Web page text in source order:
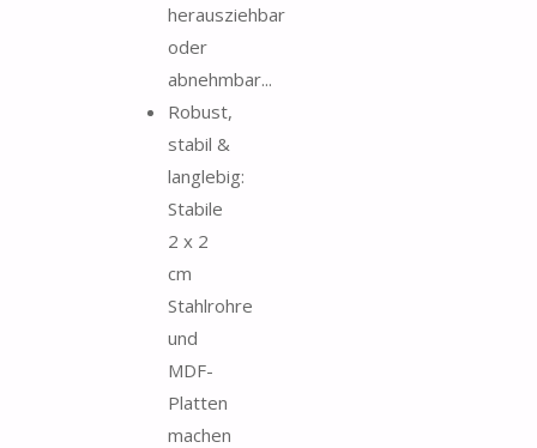
herausziehbar
oder
abnehmbar...
Robust,
stabil &
langlebig:
Stabile
2 x 2
cm
Stahlrohre
und
MDF-
Platten
machen